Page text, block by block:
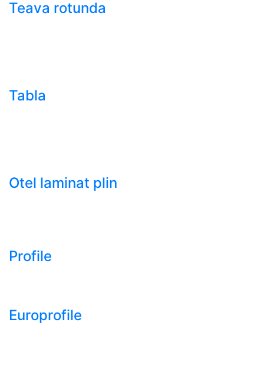
Teava rotunda
Tabla
Otel laminat plin
Profile
Europrofile